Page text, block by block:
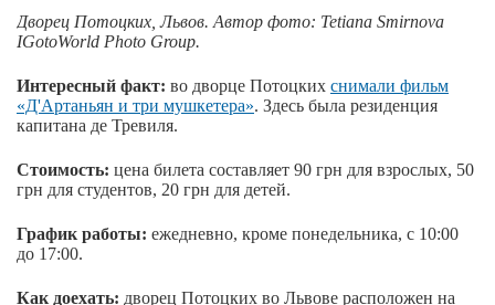
Дворец Потоцких, Львов. Автор фото: Tetiana Smirnova
IGotoWorld Photo Group.
Интересный факт: во дворце Потоцких снимали фильм
«Д'Артаньян и три мушкетера». Здесь была резиденция
капитана де Тревиля.
Стоимость: цена билета составляет 90 грн для взрослых, 50
грн для студентов, 20 грн для детей.
График работы: ежедневно, кроме понедельника, с 10:00
до 17:00.
Как доехать: дворец Потоцких во Львове расположен на